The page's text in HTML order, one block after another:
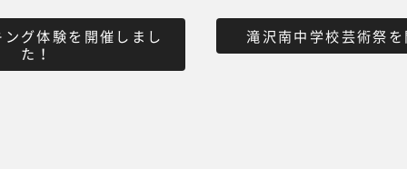
グ体験を開催しまし
た！
滝沢南中学校芸術祭